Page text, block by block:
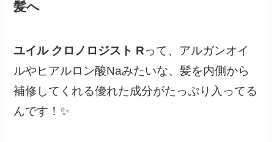
髪へ
ユイル クロノロジスト Rって、アルガンオイ
ルやヒアルロン酸Naみたいな、髪を内側から
補修してくれる優れた成分がたっぷり入ってる
んです！✨